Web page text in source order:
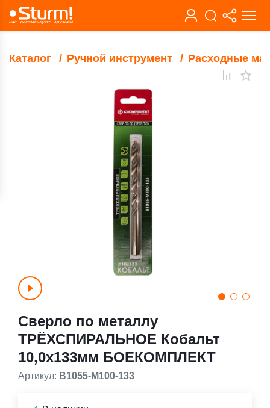
Каталог Ручной инструмент Расходные
Сверло по металлу
ТРЁХСПИРАЛЬНОЕ Кобальт
10,0х133мм БОЕКОМПЛЕКТ
Артикул: B1055-M100-133